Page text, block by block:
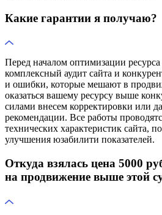
Какие гарантии я получаю?
Перед началом оптимизации
комплексный аудит сайта и
и ошибки, которые мешают в
оказаться вашему ресурсу выше
силами внесем корректировки или
рекомендации. Все работы
технических характеристик сайта,
улучшения юзабилити показателей.
Откуда взялась цена 5000
на продвижение выше этой